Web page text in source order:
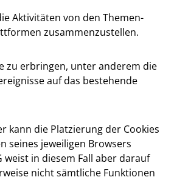
Aktivitäten von den Themen-
zusammenzustellen.
zu erbringen, unter anderem die
auf das bestehende
kann die Platzierung der Cookies
seines jeweiligen Browsers
weist in diesem Fall aber darauf
nicht sämtliche Funktionen